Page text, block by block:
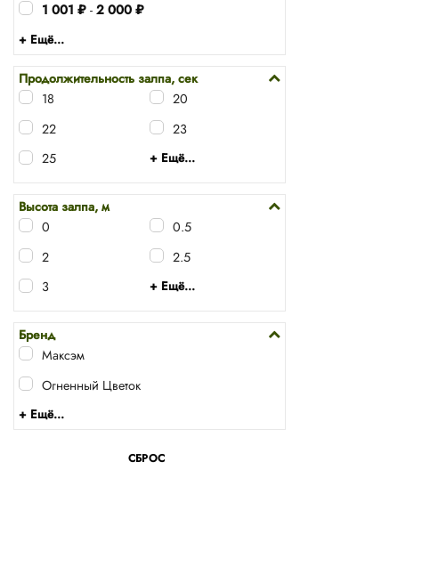
1 001 ₽ - 2 000 ₽
+ Ещё...
Продолжительность залпа, сек
18
20
22
23
25
+ Ещё...
Высота залпа, м
0
0.5
2
2.5
3
+ Ещё...
Бренд
Максэм
Огненный Цветок
+ Ещё...
СБРОС